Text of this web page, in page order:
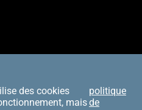
des cookies
mais
politique
de